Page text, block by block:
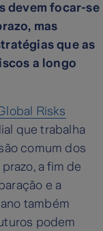
devem focar-se
mas
que as
a longo
Risks
que trabalha
comum dos
a fim de
e a
também
podem